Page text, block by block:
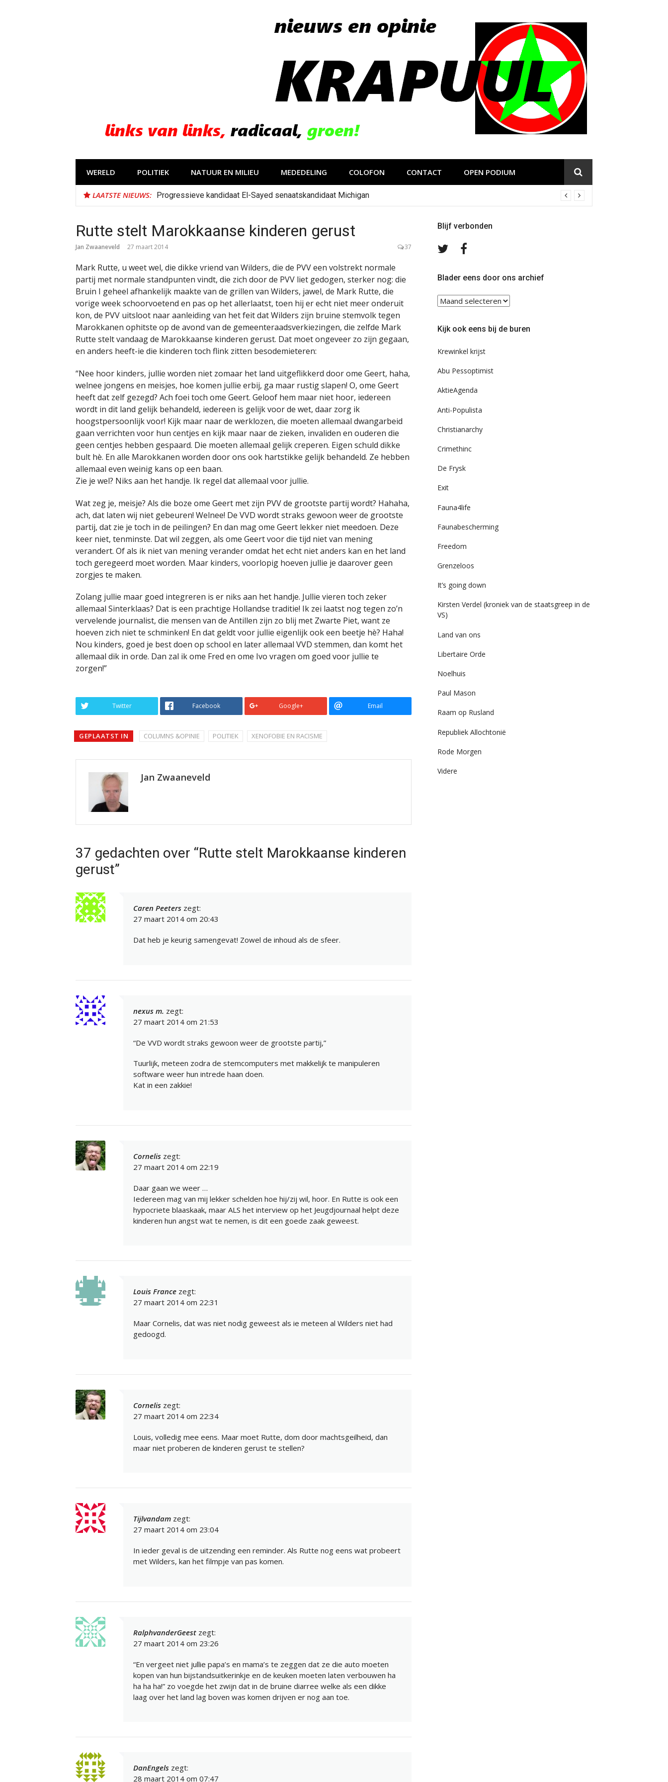
WERELD POLITIEK NATUUR EN MILIEU MEDEDELING COLOFON CONTACT OPEN PODIUM
LAATSTE NIEUWS: Progressieve kandidaat El-Sayed senaatskandidaat Michigan
Rutte stelt Marokkaanse kinderen gerust
Jan Zwaaneveld 27 maart 2014 37
Mark Rutte, u weet wel, die dikke vriend van Wilders, die de PVV een volstrekt normale
partij met normale standpunten vindt, die zich door de PVV liet gedogen, sterker nog: die
Bruin I geheel afhankelijk maakte van de grillen van Wilders, jawel, de Mark Rutte, die
vorige week schoorvoetend en pas op het allerlaatst, toen hij er echt niet meer onderuit
kon, de PVV uitsloot naar aanleiding van het feit dat Wilders zijn bruine stemvolk tegen
Marokkanen ophitste op de avond van de gemeenteraadsverkiezingen, die zelfde Mark
Rutte stelt vandaag de Marokkaanse kinderen gerust. Dat moet ongeveer zo zijn gegaan,
en anders heeft-ie die kinderen toch flink zitten besodemieteren:
“Nee hoor kinders, jullie worden niet zomaar het land uitgeflikkerd door ome Geert, haha,
welnee jongens en meisjes, hoe komen jullie erbij, ga maar rustig slapen! O, ome Geert
heeft dat zelf gezegd? Ach foei toch ome Geert. Geloof hem maar niet hoor, iedereen
wordt in dit land gelijk behandeld, iedereen is gelijk voor de wet, daar zorg ik
hoogstpersoonlijk voor! Kijk maar naar de werklozen, die moeten allemaal dwangarbeid
gaan verrichten voor hun centjes en kijk maar naar de zieken, invaliden en ouderen die
geen centjes hebben gespaard. Die moeten allemaal gelijk creperen. Eigen schuld dikke
bult hè. En alle Marokkanen worden door ons ook hartstikke gelijk behandeld. Ze hebben
allemaal even weinig kans op een baan.
Zie je wel? Niks aan het handje. Ik regel dat allemaal voor jullie.
Wat zeg je, meisje? Als die boze ome Geert met zijn PVV de grootste partij wordt? Hahaha,
ach, dat laten wij niet gebeuren! Welnee! De VVD wordt straks gewoon weer de grootste
partij, dat zie je toch in de peilingen? En dan mag ome Geert lekker niet meedoen. Deze
keer niet, tenminste. Dat wil zeggen, als ome Geert voor die tijd niet van mening
verandert. Of als ik niet van mening verander omdat het echt niet anders kan en het land
toch geregeerd moet worden. Maar kinders, voorlopig hoeven jullie je daarover geen
zorgjes te maken.
Zolang jullie maar goed integreren is er niks aan het handje. Jullie vieren toch zeker
allemaal Sinterklaas? Dat is een prachtige Hollandse traditie! Ik zei laatst nog tegen zo’n
vervelende journalist, die mensen van de Antillen zijn zo blij met Zwarte Piet, want ze
hoeven zich niet te schminken! En dat geldt voor jullie eigenlijk ook een beetje hè? Haha!
Nou kinders, goed je best doen op school en later allemaal VVD stemmen, dan komt het
allemaal dik in orde. Dan zal ik ome Fred en ome Ivo vragen om goed voor jullie te
zorgen!”
Twitter Facebook Google+ Email
GEPLAATST IN COLUMNS &OPINIE POLITIEK XENOFOBIE EN RACISME
Jan Zwaaneveld
37 gedachten over “Rutte stelt Marokkaanse kinderen
gerust”
Caren Peeters zegt:
27 maart 2014 om 20:43
Dat heb je keurig samengevat! Zowel de inhoud als de sfeer.
nexus m. zegt:
27 maart 2014 om 21:53
“De VVD wordt straks gewoon weer de grootste partij,”
Tuurlijk, meteen zodra de stemcomputers met makkelijk te manipuleren
software weer hun intrede haan doen.
Kat in een zakkie!
Cornelis zegt:
27 maart 2014 om 22:19
Daar gaan we weer …
Iedereen mag van mij lekker schelden hoe hij/zij wil, hoor. En Rutte is ook een
hypocriete blaaskaak, maar ALS het interview op het Jeugdjournaal helpt deze
kinderen hun angst wat te nemen, is dit een goede zaak geweest.
Louis France zegt:
27 maart 2014 om 22:31
Maar Cornelis, dat was niet nodig geweest als ie meteen al Wilders niet had
gedoogd.
Cornelis zegt:
27 maart 2014 om 22:34
Louis, volledig mee eens. Maar moet Rutte, dom door machtsgeilheid, dan
maar niet proberen de kinderen gerust te stellen?
Tijlvandam zegt:
27 maart 2014 om 23:04
In ieder geval is de uitzending een reminder. Als Rutte nog eens wat probeert
met Wilders, kan het filmpje van pas komen.
RalphvanderGeest zegt:
27 maart 2014 om 23:26
“En vergeet niet jullie papa’s en mama’s te zeggen dat ze die auto moeten
kopen van hun bijstandsuitkerinkje en de keuken moeten laten verbouwen ha
ha ha ha!” zo voegde het zwijn dat in de bruine diarree welke als een dikke
laag over het land lag boven was komen drijven er nog aan toe.
DanEngels zegt:
28 maart 2014 om 07:47
Blijf verbonden
Volg
TwitterFacebook
Blader eens door ons archief
Blader
eens
ons
Kijk ook eens bij de buren
Krewinkel krijst
Abu Pessoptimist
AktieAgenda
Anti-Populista
Christianarchy
Crimethinc
De Frysk
Exit
Fauna4life
Faunabescherming
Freedom
Grenzeloos
It’s going down
Kirsten Verdel (kroniek van de staatsgreep in de
VS)
Land van ons
Libertaire Orde
Noelhuis
Paul Mason
Raam op Rusland
Republiek Allochtonië
Rode Morgen
Videre